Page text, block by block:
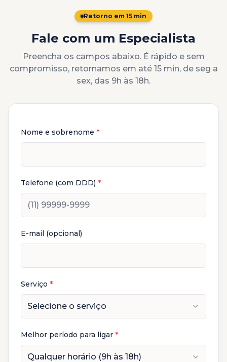
Retorno em 15 min
Fale com um Especialista
Preencha os campos abaixo. É rápido e sem
compromisso, retornamos em até 15 min, de seg a
sex, das 9h às 18h.
Nome e sobrenome *
Telefone (com DDD) *
E-mail (opcional)
Serviço *
Selecione o serviço
Melhor período para ligar *
Qualquer horário (9h às 18h)